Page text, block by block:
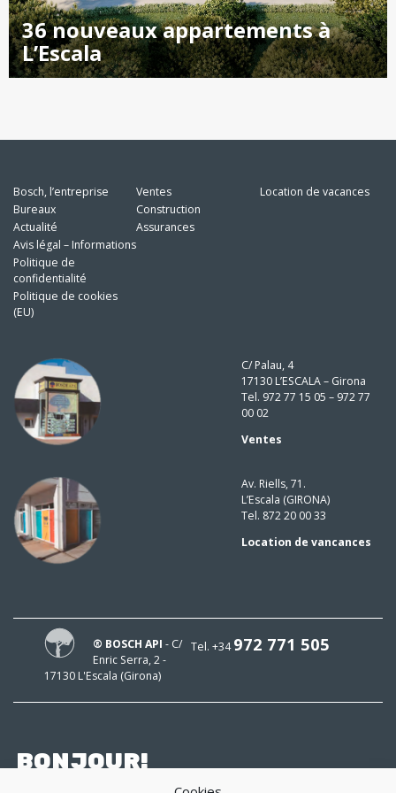
36 nouveaux appartements à
L’Escala
Bosch, l’entreprise
Bureaux
Actualité
Avis légal – Informations
Politique de
confidentialité
Politique de cookies
(EU)
Ventes
Construction
Assurances
Location de vacances
C/ Palau, 4
17130 L’ESCALA – Girona
Tel. 972 77 15 05 – 972 77
00 02
Ventes
Av. Riells, 71.
L’Escala (GIRONA)
Tel. 872 20 00 33
Location de vancances
Tel. +34972 771 505
® BOSCH API - C/
Enric Serra, 2 -
17130 L'Escala (Girona)
BONJOUR!